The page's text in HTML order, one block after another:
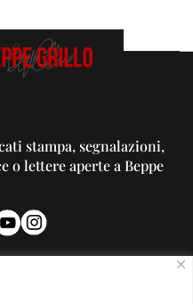
stampa, segnalazioni,
o lettere aperte a Beppe
PUBBLICITA'
pubblicità su questo Blog: